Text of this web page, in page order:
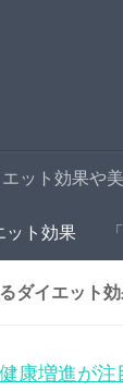
ット効果や
ット効果
ダイエット
康増進が